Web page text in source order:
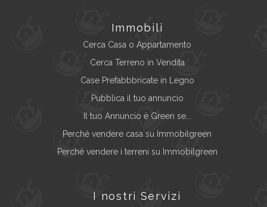
Immobili
Cerca Casa o Appartamento
Cerca Terreno in Vendita
Case Prefabbbricate in Legno
Pubblica il tuo annuncio
Il tuo Annuncio è Green se...
Perché vendere casa su Immobilgreen
Perché vendere i terreni su Immobilgreen
I nostri Servizi